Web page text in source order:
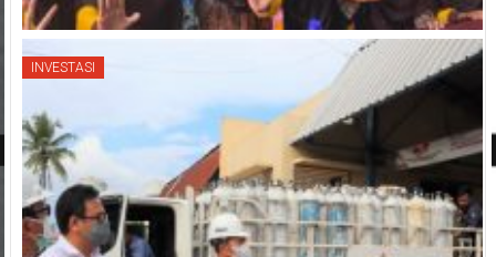
INVESTASI